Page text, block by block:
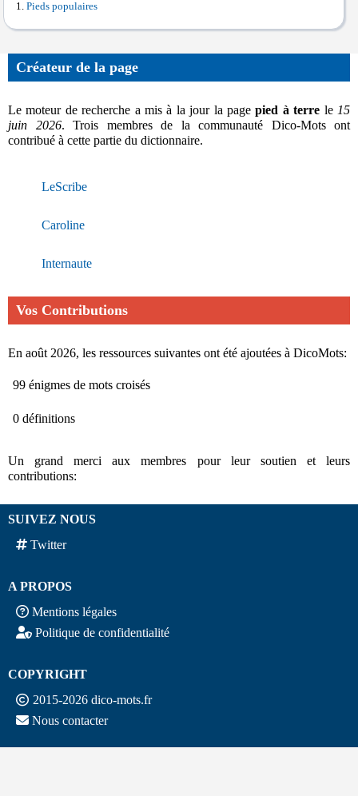
Pieds populaires
Créateur de la page
Le moteur de recherche a mis à la jour la pagepied à terre le 15
juin 2026. Trois membres de la communauté Dico-Mots ont
contribué à cette partie du dictionnaire.
LeScribe
Caroline
Internaute
Vos Contributions
En août 2026, les ressources suivantes ont été ajoutées à DicoMots:
99 énigmes de mots croisés
0 définitions
Un grand merci aux membres pour leur soutien et leurs
contributions:
SUIVEZ NOUS
Twitter
A PROPOS
Mentions légales
Politique de confidentialité
COPYRIGHT
2015-2026 dico-mots.fr
Nous contacter